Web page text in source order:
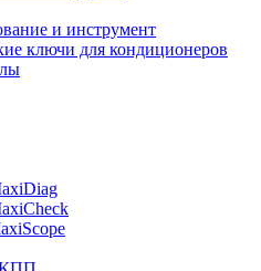
и инструмент
ключи для кондиционеров